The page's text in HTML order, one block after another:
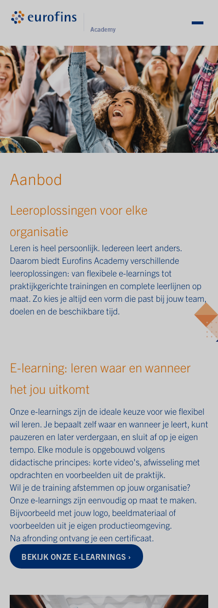
Aanbod
Leeroplossingen voor elke
organisatie
Leren is heel persoonlijk. Iedereen leert anders.
Daarom biedt Eurofins Academy verschillende
leeroplossingen: van flexibele e-learnings tot
praktijkgerichte trainingen en complete leerlijnen op
maat. Zo kies je altijd een vorm die past bij jouw team,
doelen en de beschikbare tijd.
E-learning: leren waar en wanneer
het jou uitkomt
Onze e-learnings zijn de ideale keuze voor wie flexibel
wil leren. Je bepaalt zelf waar en wanneer je leert, kunt
pauzeren en later verdergaan, en sluit af op je eigen
tempo. Elke module is opgebouwd volgens
didactische principes: korte video's, afwisseling met
opdrachten en voorbeelden uit de praktijk.
Wil je de training afstemmen op jouw organisatie?
Onze e-learnings zijn eenvoudig op maat te maken.
Bijvoorbeeld met jouw logo, beeldmateriaal of
voorbeelden uit je eigen productieomgeving.
Na afronding ontvang je een certificaat.
BEKIJK ONZE E-LEARNINGS ›